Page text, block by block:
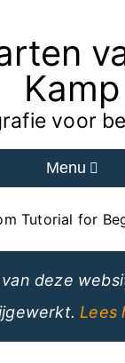
Kamp
voor
Menu
Tutorial for
van deze
Lees